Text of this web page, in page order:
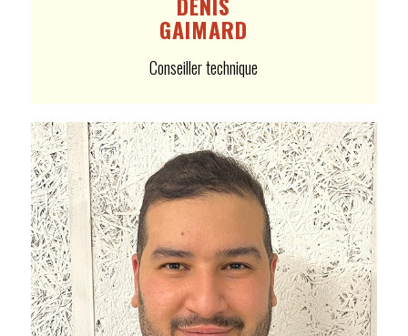
GAIMARD
Conseiller technique